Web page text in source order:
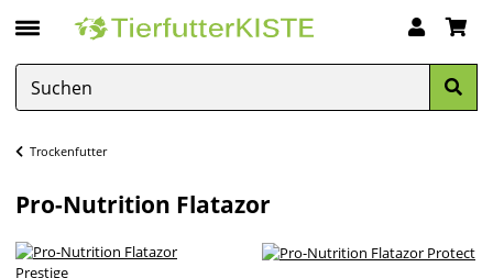
Trockenfutter
Pro-Nutrition Flatazor